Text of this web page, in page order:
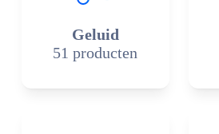
Geluid
51 producten